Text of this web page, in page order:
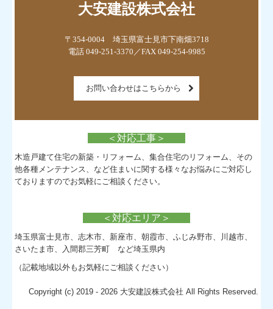
大安建設株式会社
〒354-0004　埼玉県富士見市下南畑3718
電話 049-251-3370／FAX 049-254-9985
お問い合わせはこちらから
＜対応工事＞
木造戸建て住宅の新築・リフォーム、集合住宅のリフォーム、その
他各種メンテナンス、など住まいに関する様々なお悩みにご対応し
ておりますのでお気軽にご相談ください。
＜対応エリア＞
埼玉県富士見市、志木市、新座市、朝霞市、ふじみ野市、川越市、
さいたま市、入間郡三芳町 など埼玉県内
（記載地域以外もお気軽にご相談ください）
Copyright (c) 2019 - 2026 大安建設株式会社 All Rights Reserved.